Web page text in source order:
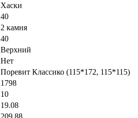
Хаски
40
2 камня
40
Верхний
Нет
Поревит Классико (115*172, 115*115)
1798
10
19.08
209.88